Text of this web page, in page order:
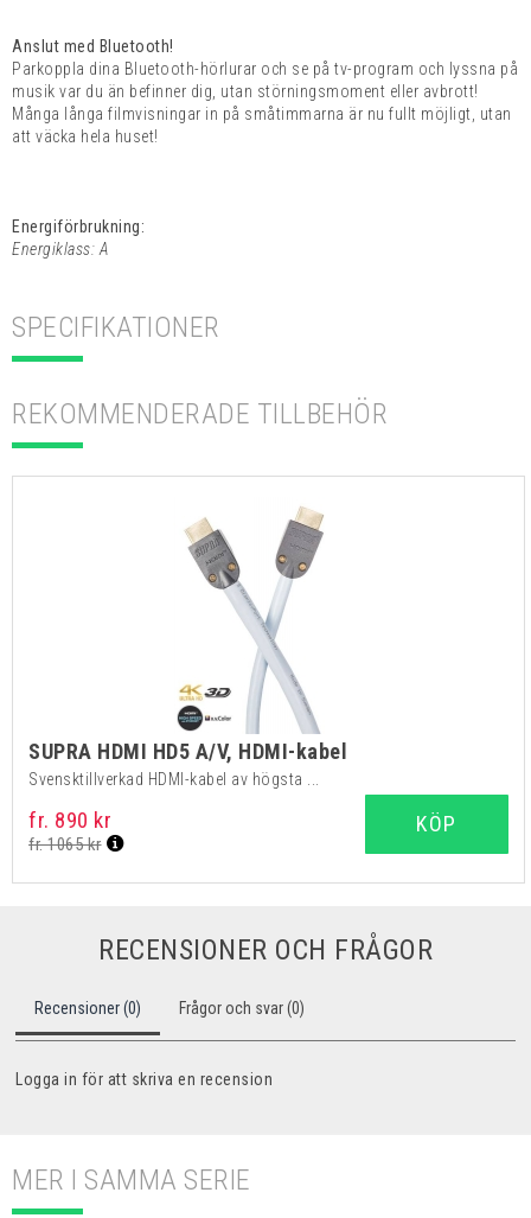
Anslut med Bluetooth!
Parkoppla dina Bluetooth-hörlurar och se på tv-program och lyssna på
musik var du än befinner dig, utan störningsmoment eller avbrott!
Många långa filmvisningar in på småtimmarna är nu fullt möjligt, utan
att väcka hela huset!
Energiförbrukning:
Energiklass: A
SPECIFIKATIONER
REKOMMENDERADE TILLBEHÖR
SUPRA HDMI HD5 A/V, HDMI-kabel
Svensktillverkad HDMI-kabel av högsta ...
fr. 890 kr
fr. 1065 kr
KÖP
RECENSIONER OCH FRÅGOR
Recensioner (0) Frågor och svar (0)
Logga in för att skriva en recension
MER I SAMMA SERIE